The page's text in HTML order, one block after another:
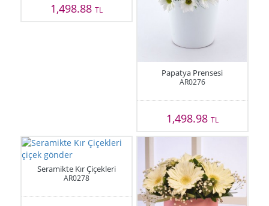
1,498.88TL
Papatya Prensesi
AR0276
1,498.98 TL
Seramikte Kır Çiçekleri
AR0278